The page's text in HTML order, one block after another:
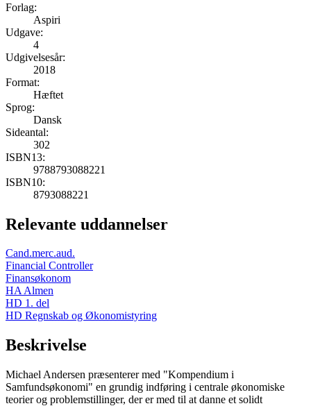
Forlag:
Aspiri
Udgave:
4
Udgivelsesår:
2018
Format:
Hæftet
Sprog:
Dansk
Sideantal:
302
ISBN13:
9788793088221
ISBN10:
8793088221
Relevante uddannelser
Cand.merc.aud.
Financial Controller
Finansøkonom
HA Almen
HD 1. del
HD Regnskab og Økonomistyring
Beskrivelse
Michael Andersen præsenterer med "Kompendium i
Samfundsøkonomi" en grundig indføring i centrale økonomiske
teorier og problemstillinger, der er med til at danne et solidt